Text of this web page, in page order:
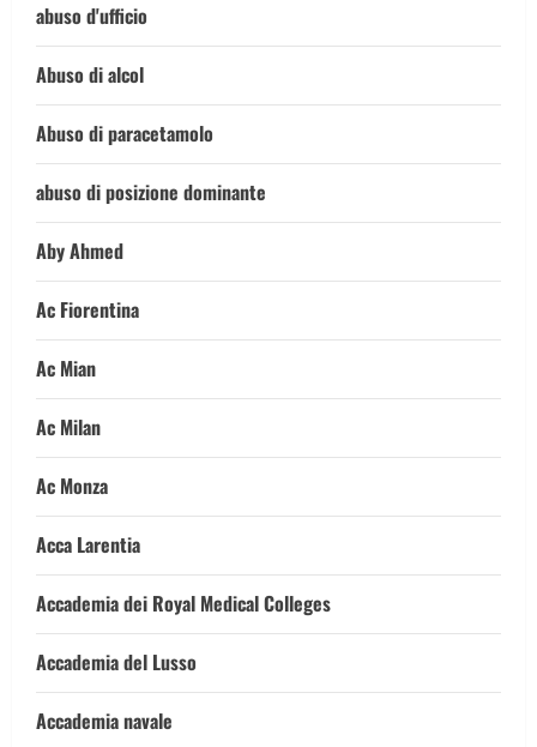
abuso d'ufficio
Abuso di alcol
Abuso di paracetamolo
abuso di posizione dominante
Aby Ahmed
Ac Fiorentina
Ac Mian
Ac Milan
Ac Monza
Acca Larentia
Accademia dei Royal Medical Colleges
Accademia del Lusso
Accademia navale